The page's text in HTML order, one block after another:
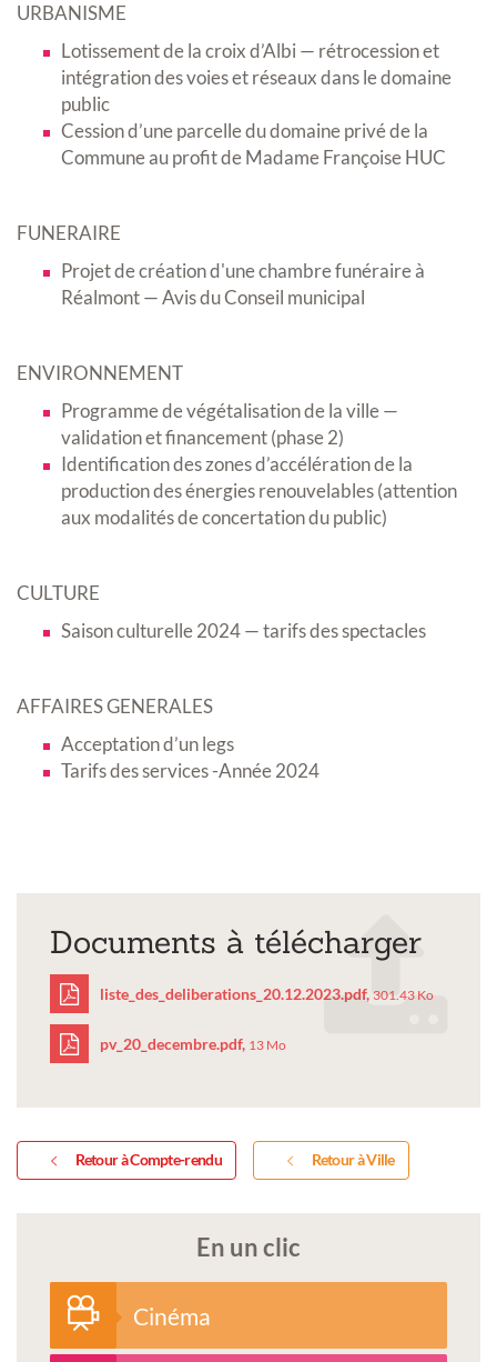
URBANISME
Lotissement de la croix d’Albi — rétrocession et
intégration des voies et réseaux dans le domaine
public
Cession d’une parcelle du domaine privé de la
Commune au profit de Madame Françoise HUC
FUNERAIRE
Projet de création d'une chambre funéraire à
Réalmont — Avis du Conseil municipal
ENVIRONNEMENT
Programme de végétalisation de la ville —
validation et financement (phase 2)
Identification des zones d’accélération de la
production des énergies renouvelables (attention
aux modalités de concertation du public)
CULTURE
Saison culturelle 2024 — tarifs des spectacles
AFFAIRES GENERALES
Acceptation d’un legs
Tarifs des services -Année 2024
Documents à télécharger
liste_des_deliberations_20.12.2023.pdf, 301.43 Ko
pv_20_decembre.pdf
pv_20_decembre.pdf, 13 Mo
Retour à Compte-rendu Retour à Ville
En un clic
Cinéma